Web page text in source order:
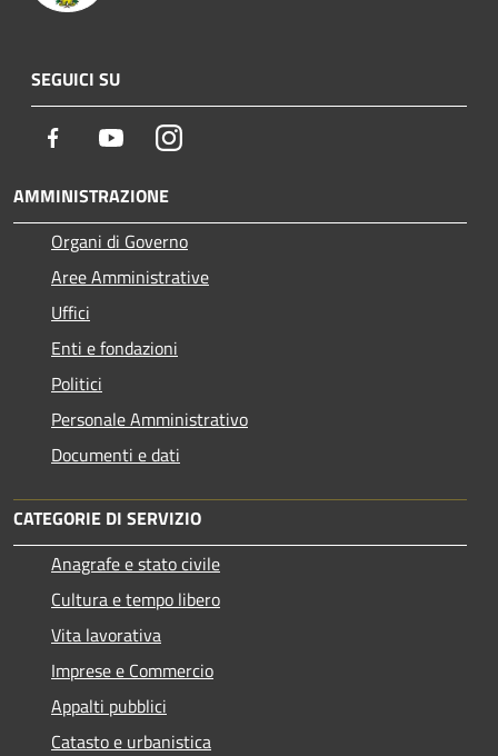
SEGUICI SU
Facebook YoutubeInstagram
AMMINISTRAZIONE
Organi di Governo
Aree Amministrative
Uffici
Enti e fondazioni
Politici
Personale Amministrativo
Documenti e dati
CATEGORIE DI SERVIZIO
Anagrafe e stato civile
Cultura e tempo libero
Vita lavorativa
Imprese e Commercio
Appalti pubblici
Catasto e urbanistica